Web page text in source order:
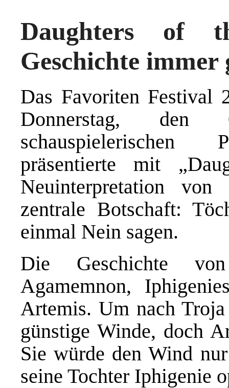
Daughters of
Geschichte
Das Favoriten Festival
Donnerstag, den
schauspielerischen
präsentierte mit
Neuinterpretation
zentrale Botschaft:
einmal Nein sagen.
Die Geschichte
Agamemnon,
Artemis. Um nach
günstige Winde, doch
Sie würde den Wind
seine Tochter Iphigenie